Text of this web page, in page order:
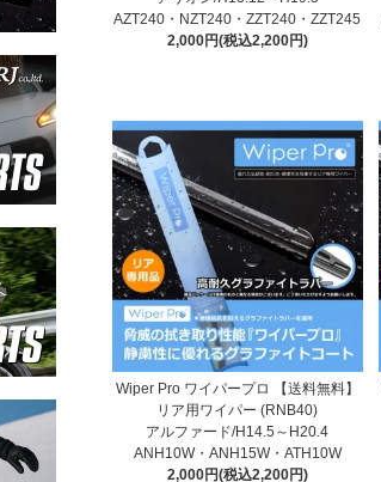
AZT240・NZT240・ZZT240・ZZT245
2,000円(税込2,200円)
Wiper Pro ワイパープロ 【送料無料】
リア用ワイパー (RNB40)
アルファード/H14.5～H20.4
ANH10W・ANH15W・ATH10W
2,000円(税込2,200円)